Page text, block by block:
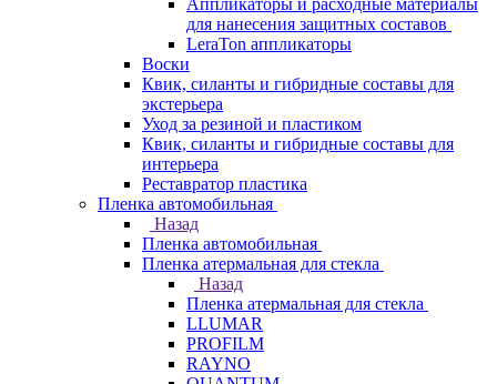
Аппликаторы и расходные материалы
для нанесения защитных составов
LeraTon аппликаторы
Воски
Квик, силанты и гибридные составы для
экстерьера
Уход за резиной и пластиком
Квик, силанты и гибридные составы для
интерьера
Реставратор пластика
Пленка автомобильная
Назад
Пленка автомобильная
Пленка атермальная для стекла
Назад
Пленка атермальная для стекла
LLUMAR
PROFILM
RAYNO